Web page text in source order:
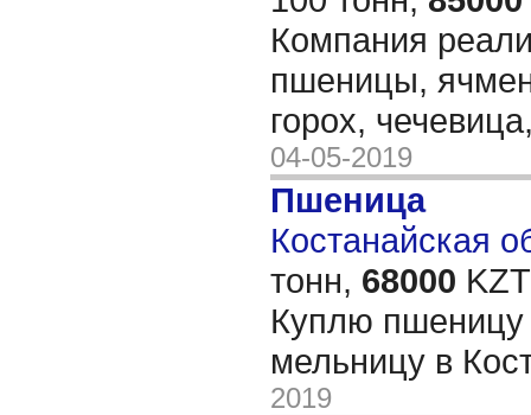
Компания
пшеницы,
горох,
04-05-2019
Пшеница
Костанайская
тонн, 68000
Куплю пшеницу
мельницу в
2019